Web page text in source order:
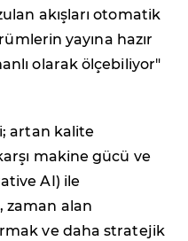
akışları otomatik
yayına hazır
olarak ölçebiliyor"
artan kalite
makine gücü ve
AI) ile
zaman alan
ve daha stratejik